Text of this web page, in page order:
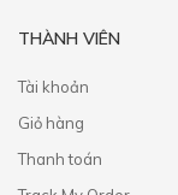
THÀNH VIÊN
Tài khoản
Giỏ hàng
Thanh toán